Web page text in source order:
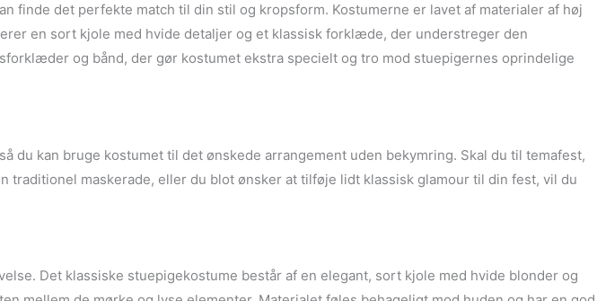
finde det perfekte match til din stil og kropsform. Kostumerne er lavet af materialer af høj
en sort kjole med hvide detaljer og et klassisk forklæde, der understreger den
og bånd, der gør kostumet ekstra specielt og tro mod stuepigernes oprindelige
kan bruge kostumet til det ønskede arrangement uden bekymring. Skal du til temafest,
maskerade, eller du blot ønsker at tilføje lidt klassisk glamour til din fest, vil du
Det klassiske stuepigekostume består af en elegant, sort kjole med hvide blonder og